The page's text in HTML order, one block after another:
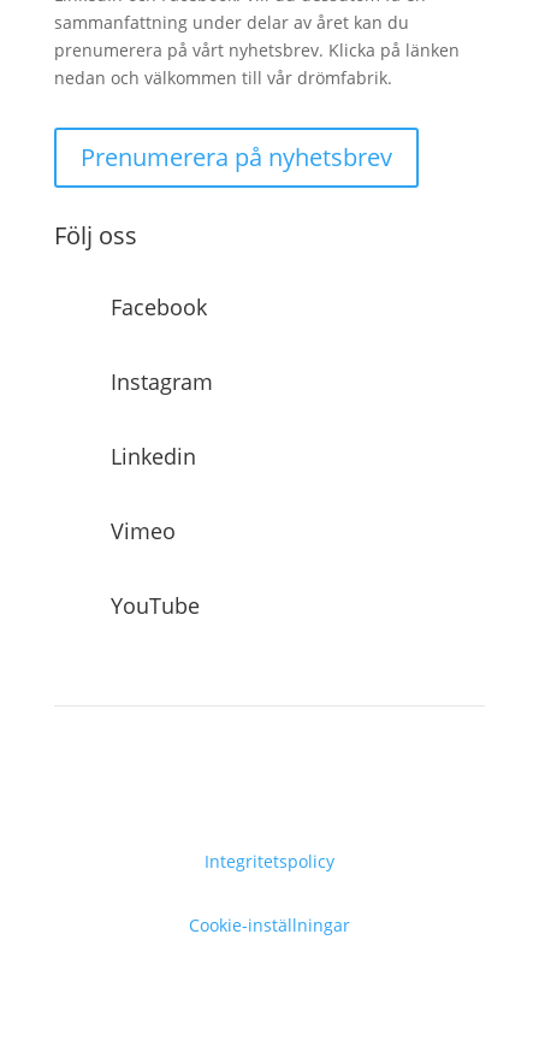
sammanfattning under delar av året kan du
prenumerera på vårt nyhetsbrev. Klicka på länken
nedan och välkommen till vår drömfabrik.
Prenumerera på nyhetsbrev
Följ oss
Facebook
Instagram
Linkedin
Vimeo
YouTube
Integritetspolicy
Cookie-inställningar